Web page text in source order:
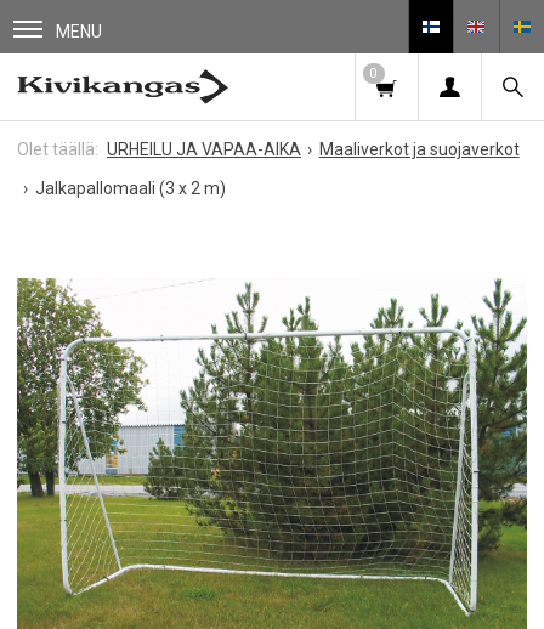
MENU
0
URHEILU JA VAPAA-AIKA
Maaliverkot ja suojaverkot
Jalkapallomaali (3 x 2 m)